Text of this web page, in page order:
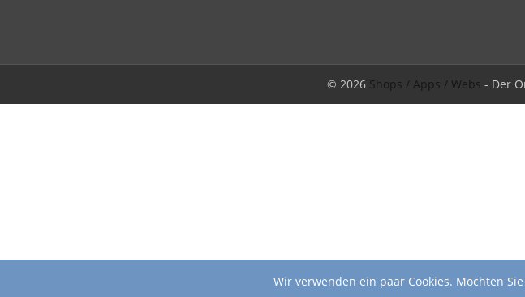
© 2026 Shops / Apps / Webs - Der
Wir verwenden ein paar Cookies. Möchten